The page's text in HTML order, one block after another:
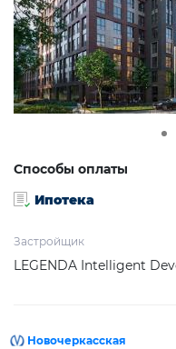
Способы оплаты
Ипотека
Застройщик
LEGENDA Intelligent
Новочеркасская